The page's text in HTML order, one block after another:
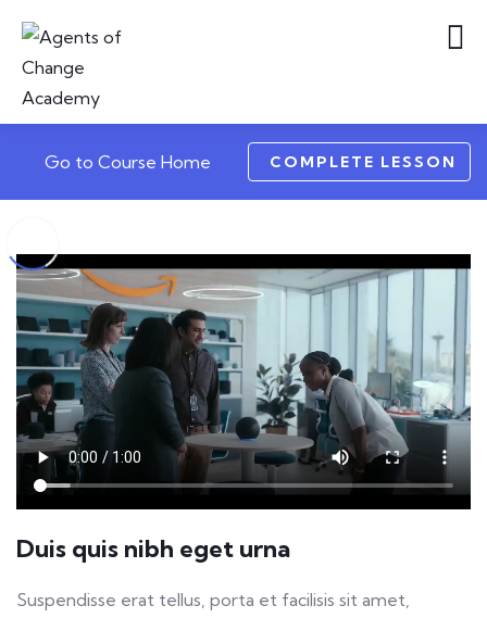
Go to Course Home COMPLETE LESSON
Duis quis nibh eget urna
Suspendisse erat tellus, porta et facilisis sit amet,